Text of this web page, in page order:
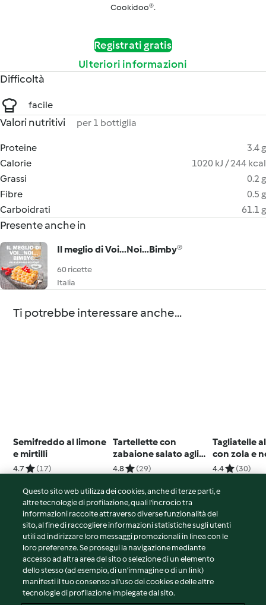
Cookidoo®.
Registrati gratis
Ulteriori informazioni
Difficoltà
facile
Valori nutritivi per 1 bottiglia
Proteine
3.4 g
Calorie
1020 kJ / 244 kcal
Grassi
0.2 g
Fibre
0.5 g
Carboidrati
61.1 g
Presente anche in
Il meglio di Voi...Noi...Bimby®
60 ricette
Italia
Ti potrebbe interessare anche...
Semifreddo al limone
e mirtilli
4.7 (17)
Tartellette con
zabaione salato agli
asparagi (senza
glutine)
4.8 (29)
Tagliatelle
con zola e
4.4 (30)
© Copyright 2026
Termini del servizio
Informativa sulla privacy
Avvertenze generali
Note legali
Questo sito web utilizza dei cookies, anche di terze parti, e
altre tecnologie di profilazione, quali l’incrocio tra
informazioni raccolte attraverso diverse funzionalità del
sito, al fine di raccogliere informazioni statistiche sugli utenti
utili ad indirizzare loro messaggi promozionali in linea con le
loro preferenze. Se prosegui la navigazione mediante
accesso ad altra area del sito o selezione di un elemento
dello stesso (ad esempio, di un'immagine o di un link)
manifesti il tuo consenso all'uso dei cookies e delle altre
tecnologie di profilazione impiegate dal sito.